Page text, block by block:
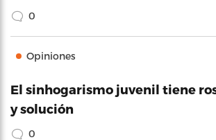
0
Opiniones
El sinhogarismo juvenil tiene
y solución
0